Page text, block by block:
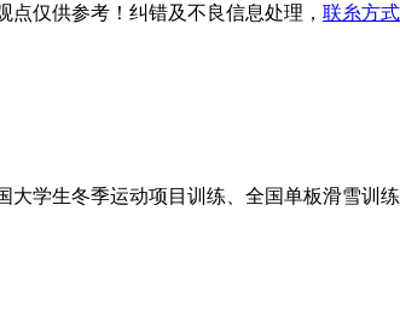
点仅供参考 ！纠错及不良信息处理， 联糸方式
大学生冬季运动项目训练、全国单板滑雪训